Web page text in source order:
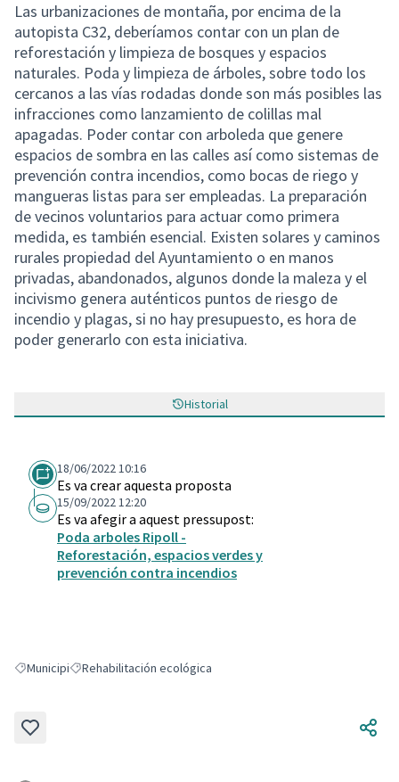
Las urbanizaciones de montaña, por encima de la
autopista C32, deberíamos contar con un plan de
reforestación y limpieza de bosques y espacios
naturales. Poda y limpieza de árboles, sobre todo los
cercanos a las vías rodadas donde son más posibles las
infracciones como lanzamiento de colillas mal
apagadas. Poder contar con arboleda que genere
espacios de sombra en las calles así como sistemas de
prevención contra incendios, como bocas de riego y
mangueras listas para ser empleadas. La preparación
de vecinos voluntarios para actuar como primera
medida, es también esencial. Existen solares y caminos
rurales propiedad del Ayuntamiento o en manos
privadas, abandonados, algunos donde la maleza y el
incivismo genera auténticos puntos de riesgo de
incendio y plagas, si no hay presupuesto, es hora de
poder generarlo con esta iniciativa.
Historial
18/06/2022 10:16
Es va crear aquesta proposta
15/09/2022 12:20
Es va afegir a aquest pressupost:
Poda arboles Ripoll -
Reforestación, espacios verdes y
prevención contra incendios
Resultats en filtrar per: Municipi
MunicipiResultats en filtrar per: Rehabilitación ecológica
Rehabilitación ecológica